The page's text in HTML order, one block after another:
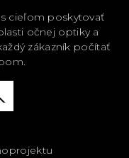
cieľom poskytovať
očnej optiky a
zákazník počítať